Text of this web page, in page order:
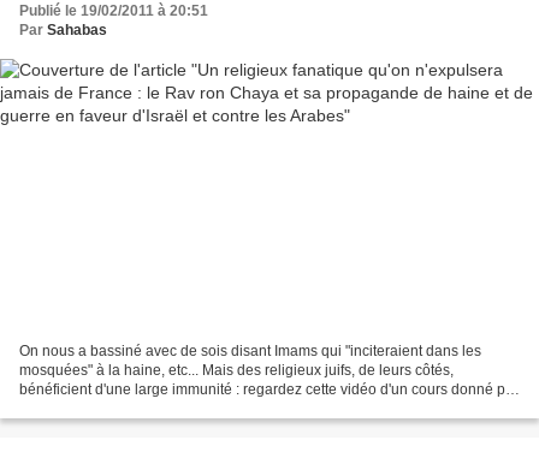
Publié le 19/02/2011 à 20:51
Par Sahabas
On nous a bassiné avec de sois disant Imams qui "inciteraient dans les
mosquées" à la haine, etc... Mais des religieux juifs, de leurs côtés,
bénéficient d'une large immunité : regardez cette vidéo d'un cours donné par